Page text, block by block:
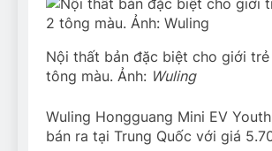
Nội thất bản đặc biệt cho giới
tông màu. Ảnh: Wuling
Wuling Hongguang Mini EV
bán ra tại Trung Quốc với giá